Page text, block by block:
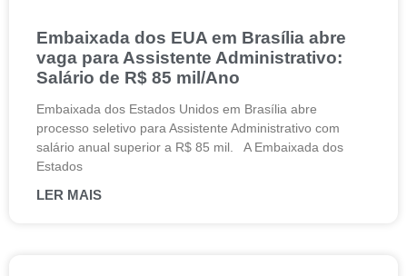
Embaixada dos EUA em Brasília abre
vaga para Assistente Administrativo:
Salário de R$ 85 mil/Ano
Embaixada dos Estados Unidos em Brasília abre
processo seletivo para Assistente Administrativo com
salário anual superior a R$ 85 mil. A Embaixada dos
Estados
LER MAIS